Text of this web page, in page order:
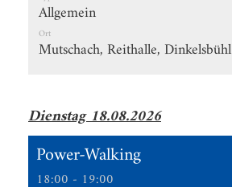
Allgemein
Ort
Mutschach, Reithalle, Dinkelsbühl
Dienstag 18.08.2026
Power-Walking
18:00 - 19:00